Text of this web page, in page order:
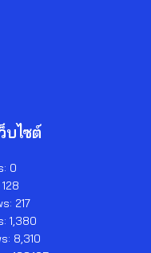
บไซต์
0
128
217
1,380
8,310